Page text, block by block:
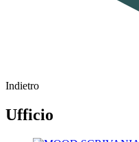
Indietro
Ufficio